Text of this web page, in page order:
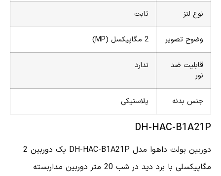
نوع لنز ثابت
وضوح تصویر 2 مگاپیکسل (MP)
قابلیت ضد
نور
ندارد
جنس بدنه پلاستیکی
DH-HAC-B1A21P
دوربین بولت داهوا مدل DH-HAC-B1A21P یک دوربین 2
مگاپیکسلی با برد دید در شب 20 متر دوربین مداربسته